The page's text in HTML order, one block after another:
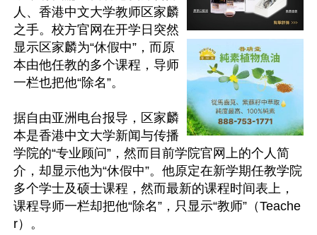
人、香港中文大学教师区家麟
之手。校方官网在开学日突然
显示区家麟为“休假中”，而原
本由他任教的多个课程，导师
一栏也把他“除名”。
据自由亚洲电台报导，区家麟
本是香港中文大学新闻与传播
学院的“专业顾问”，然而目前学院官网上的个人简
介，却显示他为“休假中”。他原定在新学期任教学院
多个学士及硕士课程，然而最新的课程时间表上，
课程导师一栏却把他“除名”，只显示“教师”（Teache
r）。